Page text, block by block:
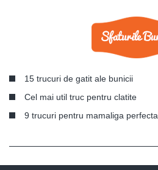
15 trucuri de gatit ale bunicii
Cel mai util truc pentru clatite
9 trucuri pentru mamaliga perfecta